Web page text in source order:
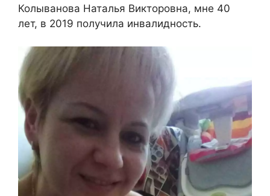
Колыванова Наталья Викторовна, мне 40
лет, в 2019 получила инвалидность.